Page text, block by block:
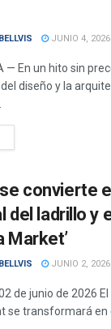
JUNIO 4, 2026
— En un hito sin
diseño y la
convierte
del ladrillo y
Market’
JUNIO 2, 2026
de junio de 2026
se transformará en